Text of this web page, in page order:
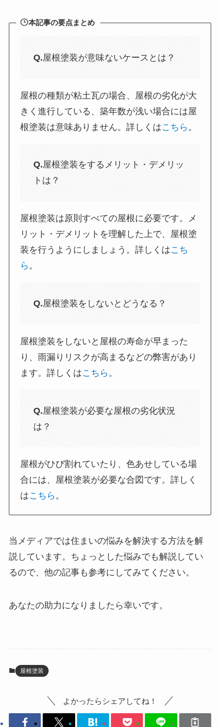
本記事の要点まとめ
Q.屋根塗装が意味ないケースとは？
屋根の種類が粘土瓦の場合、屋根の劣化が大
きく進行している、築年数が浅い場合には屋
根塗装は意味ありません。詳しくはこちら 。
Q.屋根塗装をするメリット・デメリッ
トは？
屋根塗装は原則すべての屋根に必要です。メ
リット・デメリットを理解した上で、屋根塗
装を行うようにしましょう。詳しくはこち
ら。
Q.屋根塗装をしないとどうなる？
屋根塗装をしないと屋根の寿命が早まった
り、雨漏りリスクが高まるなどの弊害があり
ます。詳しくはこちら 。
Q.屋根塗装が必要な屋根の劣化状況
は？
屋根がひび割れていたり、色あせしている場
合には、屋根塗装が必要な合図です。詳しく
はこちら。
当メディアでは住まいの悩みを解決する方法を解
説しています。ちょっとした悩みでも解説してい
るので、他の記事も参考にしてみてください。
あなたの助力になりましたら幸いです。
屋根塗装
よかったらシェアしてね！